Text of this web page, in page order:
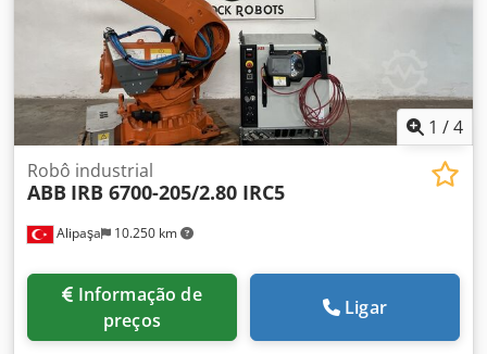
1 /4
Alipaşa 10.250 km
Robô industrial
ABB IRB 6700-205/2.80 IRC5
preços
Ligar